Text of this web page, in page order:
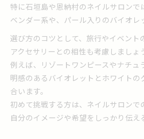
特に石垣島や恩納村のネイルサロンで
ベンダー系や、パール入りのバイオレ
選び方のコツとして、旅行やイベント
アクセサリーとの相性も考慮しましょ
例えば、リゾートワンピースやナチュ
明感のあるバイオレットとホワイトの
合います。
初めて挑戦する方は、ネイルサロンで
自分のイメージや希望をしっかり伝え